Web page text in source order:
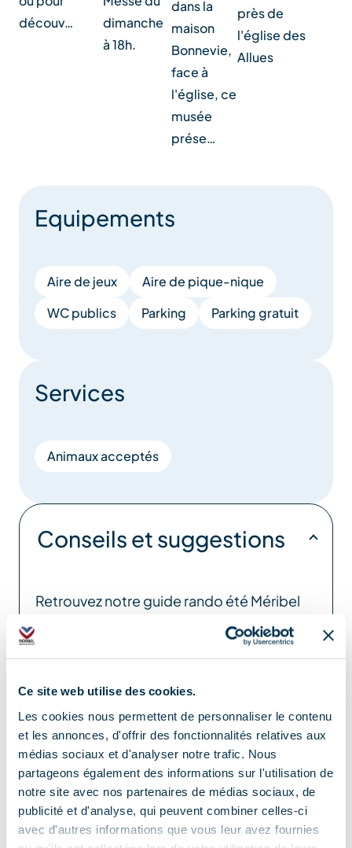
Ce site web utilise des cookies.
Les cookies nous permettent de personnaliser le contenu
et les annonces, d'offrir des fonctionnalités relatives aux
médias sociaux et d'analyser notre trafic. Nous
partageons également des informations sur l'utilisation de
notre site avec nos partenaires de médias sociaux, de
publicité et d'analyse, qui peuvent combiner celles-ci
avec d'autres informations que vous leur avez fournies
découv…
dimanche
à 18h.
dans la
maison
Bonnevie,
face à
l'église, ce
musée
prése…
près de
l'église des
Allues
Equipements
Aire de jeux
Aire de pique-nique
WC publics
Parking Parking gratuit
Services
Animaux acceptés
Conseils et suggestions
Retrouvez notre guide rando été Méribel
regroupant plusieurs balades de niveau
facile à difficile – en vente dans nos
Localisation